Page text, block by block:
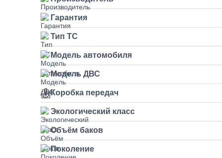
Гарантия
Тип ТС
Модель автомобиля
Модель ДВС
Коробка передач
Экологический класс
Объём баков
Поколение